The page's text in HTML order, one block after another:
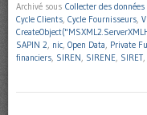
Archivé sous Collecter des
Cycle Clients, Cycle Fournisseurs,
SAPIN 2, nic, Open Data, Private
financiers, SIREN, SIRENE, SIRET,